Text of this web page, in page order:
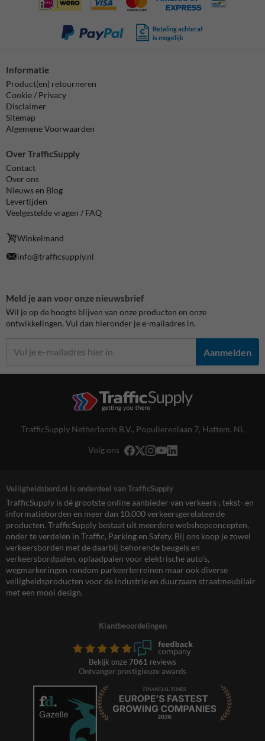
Betaling achteraf
is mogelijk
Informatie
Product(en) retourneren
Cookie / Privacy
Disclaimer
Sitemap
Algemene Voorwaarden
Over TrafficSupply
Contact
Over ons
Nieuws en Blog
Levertijden
Veelgestelde vragen / FAQ
Winkelmand
info@trafficsupply.nl
Meld je aan voor onze nieuwsbrief
Wil je op de hoogte blijven van onze producten en onze
ontwikkelingen. Vul dan hieronder je e-mailadres in.
Aanmelden
TrafficSupply Netherlands B.V., Populierenlaan 7, Hattem, NL
Volg ons
Veiligheidsbord.nl is onderdeel van TrafficSupply
TrafficSupply is dé grootste online aanbieder van verkeers-, tekst- en
informatieborden en meer dan 10.000 verkeersgerelateerde
producten. TrafficSupply bestaat uit meerdere webshopconcepten,
onder te verdelen in Traffic, Parking en Safety. Bij ons koop je zowel
verkeersborden met de daarbij behorende beugels en
verkeersbordpalen, oplaadpalen voor elektrische auto’s,
wegmarkeringen rondom parkeerterreinen maar ook diverse
veiligheidsproducten voor de industrie en duurzaam straatmeubilair
met een mooi design.
Klantbeoordelingen
Bekijk onze 7061 reviews
Ontvanger prestigieuze awards